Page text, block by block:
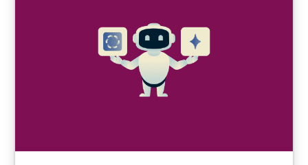
ExpressVPN for Teams